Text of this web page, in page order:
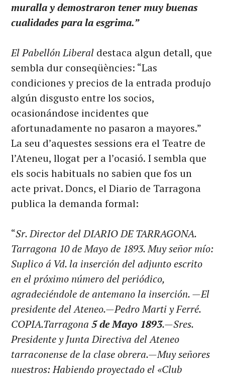
muralla y demostraron tener muy buenas
cualidades para la esgrima.”
El Pabellón Liberal destaca algun detall, que
sembla dur conseqüències: “Las
condiciones y precios de la entrada produjo
algún disgusto entre los socios,
ocasionándose incidentes que
afortunadamente no pasaron a mayores.”
La seu d’aquestes sessions era el Teatre de
l’Ateneu, llogat per a l’ocasió. I sembla que
els socis habituals no sabien que fos un
acte privat. Doncs, el Diario de Tarragona
publica la demanda formal:
“Sr. Director del DIARIO DE TARRAGONA.
Tarragona 10 de Mayo de 1893. Muy señor mío:
Suplico á Vd. la inserción del adjunto escrito
en el próximo número del periódico,
agradeciéndole de antemano la inserción. —El
presidente del Ateneo.—Pedro Marti y Ferré.
COPIA.Tarragona5 de Mayo 1893.—Sres.
Presidente y Junta Directiva del Ateneo
tarraconense de la clase obrera.—Muy señores
nuestros: Habiendo proyectado el «Club